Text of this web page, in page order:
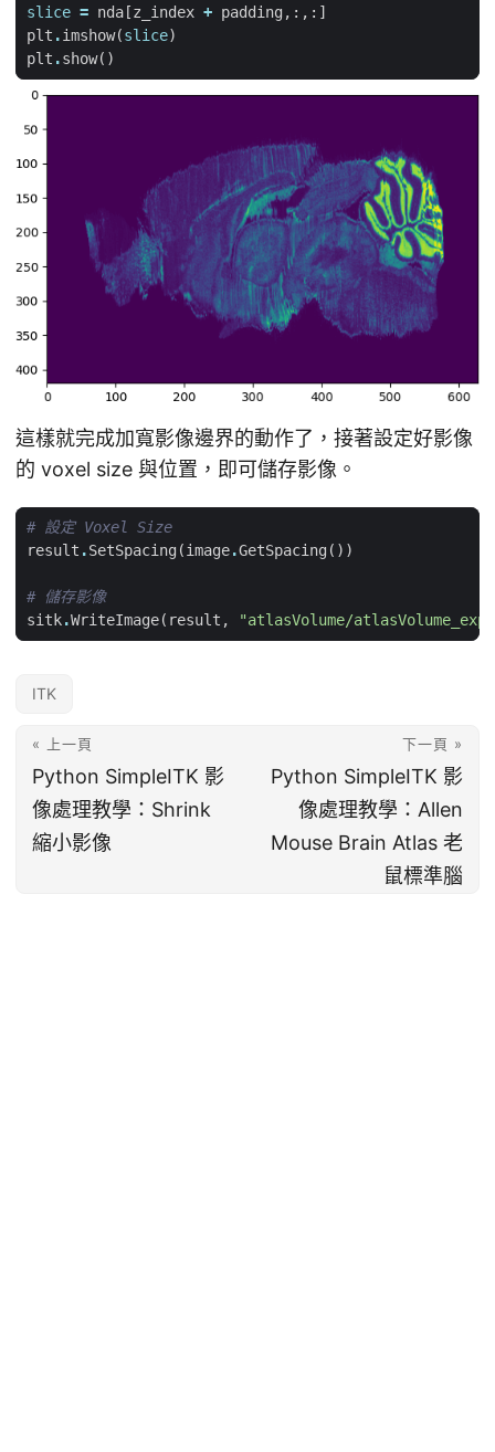
slice = nda [z_index + padding ,:,:]
plt .imshow(slice)
plt .show()
這樣就完成加寬影像邊界的動作了，接著設定好影像
的 voxel size 與位置，即可儲存影像。
# 設定 Voxel Size
result .SetSpacing (image.GetSpacing ())
# 儲存影像
sitk.WriteImage( result , "atlasVolume/
ITK
« 上一頁
Python SimpleITK 影
像處理教學：Shrink
縮小影像
下一頁 »
Python SimpleITK 影
像處理教學：Allen
Mouse Brain Atlas 老
鼠標準腦